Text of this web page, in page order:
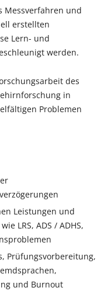
Messverfahren und
erstellten
Lern- und
werden.
des
in
Problemen
Leistungen und
LRS, ADS / ADHS,
Prüfungsvorbereitung,
und Burnout